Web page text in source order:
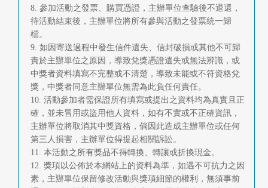
8. 參加活動之發票、購買憑證，主辦單位查驗後不退還，
待活動結束後，主辦單位將所有參與活動之發票統一歸
檔。
9. 如因寄送過程中發生信件遺失、信封破損或其他不可歸
責於主辦單位之原因，導致兌獎憑證遺失或無法辨識，或
中獎者資料填寫不完整或不清楚，導致未能或不符資格兌
獎，中獎者同意主辦單位無需為此負任何責任。
10. 活動參加者需保證所有填寫或提出之資料均為真實且正
確，並未冒用或盜用他人資料，如有不實或不正確資訊，
主辦單位將取消其中獎資格，倘因此造成主辦單位或任何
第三人損害，主辦單位得提起相關訴訟。
11. 本活動之所有獎品不得轉換、轉讓或折換現金。
12. 獎項以公佈於本網站上的資料為準，如遇不可抗力之因
素，主辦單位保留修改活動與獎項細節的權利，無須事前